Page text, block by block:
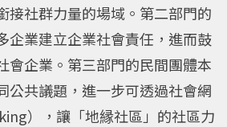
接社群力量的場域。第二部門的
企業建立企業社會責任，進而鼓
會企業。第三部門的民間團體本
公共議題，進一步可透過社會網
），讓「地縁社區」的社區力